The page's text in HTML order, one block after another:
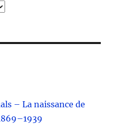
– La naissance de